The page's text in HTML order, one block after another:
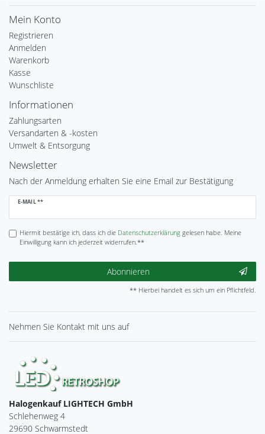
Mein Konto
Registrieren
Anmelden
Warenkorb
Kasse
Wunschliste
Informationen
Zahlungsarten
Versandarten & -kosten
Umwelt & Entsorgung
Newsletter
Nach der Anmeldung erhalten Sie eine Email zur Bestätigung
E-MAIL **
Newsletter
Hiermit bestätige ich, dass ich die Daten­schutz­erklärunggelesen habe. Meine
Einwilligung kann ich jederzeit widerrufen.**
Abonnieren
** Hierbei handelt es sich um ein Pflichtfeld.
Nehmen Sie Kontakt mit uns auf
Halogenkauf LIGHTECH GmbH
Schlehenweg 4
29690 Schwarmstedt